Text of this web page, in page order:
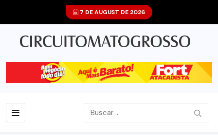
7 DE AUGUST DE 2026